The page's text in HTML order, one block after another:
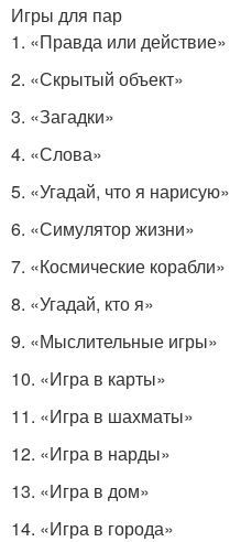
Игры для пар
1. «Правда или действие»
2. «Скрытый объект»
3. «Загадки»
4. «Слова»
5. «Угадай, что я нарисую»
6. «Симулятор жизни»
7. «Космические корабли»
8. «Угадай, кто я»
9. «Мыслительные игры»
10. «Игра в карты»
11. «Игра в шахматы»
12. «Игра в нарды»
13. «Игра в дом»
14. «Игра в города»